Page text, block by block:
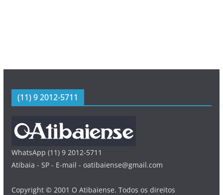
(11) 9 2012-5711
WhatsApp (11) 9 2012-5711
Atibaia - SP - E-mail - oatibaiense@gmail.com
Copyright © 2001 O Atibaiense. Todos os direitos